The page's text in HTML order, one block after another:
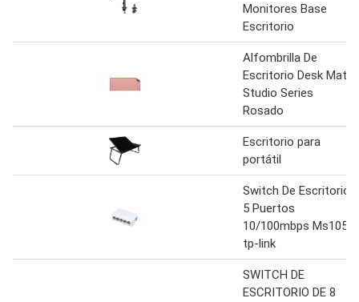
Monitores Base
Escritorio
Alfombrilla De
Escritorio Desk Mat
Studio Series
Rosado
Escritorio para
portátil
Switch De Escritorio
5 Puertos
10/100mbps Ms105
tp-link
SWITCH DE
ESCRITORIO DE 8